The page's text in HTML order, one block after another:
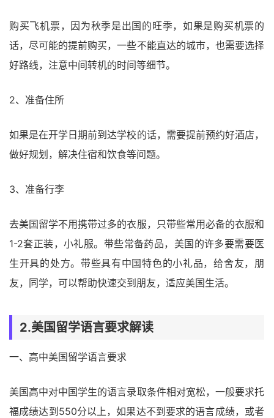
购买飞机票，因为秋季是出国的旺季，如果是购买机票的
话，尽可能的提前购买，一些不能直达的城市，也需要选择
好路线，注意中间转机的时间等细节。
2、准备住所
如果是在开学日期前到达学校的话，需要提前预约好酒店，
做好规划，解决住宿和饮食等问题。
3、准备行李
去美国留学不用携带过多的衣服，只带些常用必备的衣服和
1-2套正装，小礼服。带些常备药品，美国的许多要需要医
生开具的处方。带些具有中国特色的小礼品，给舍友，朋
友，同学，可以帮助快速交到朋友，适应美国生活。
2.美国留学语言要求解读
一、高中美国留学语言要求
美国高中对中国学生的语言录取条件相对宽松，一般要求托
福成绩达到550分以上，如果达不到要求的语言成绩，或者